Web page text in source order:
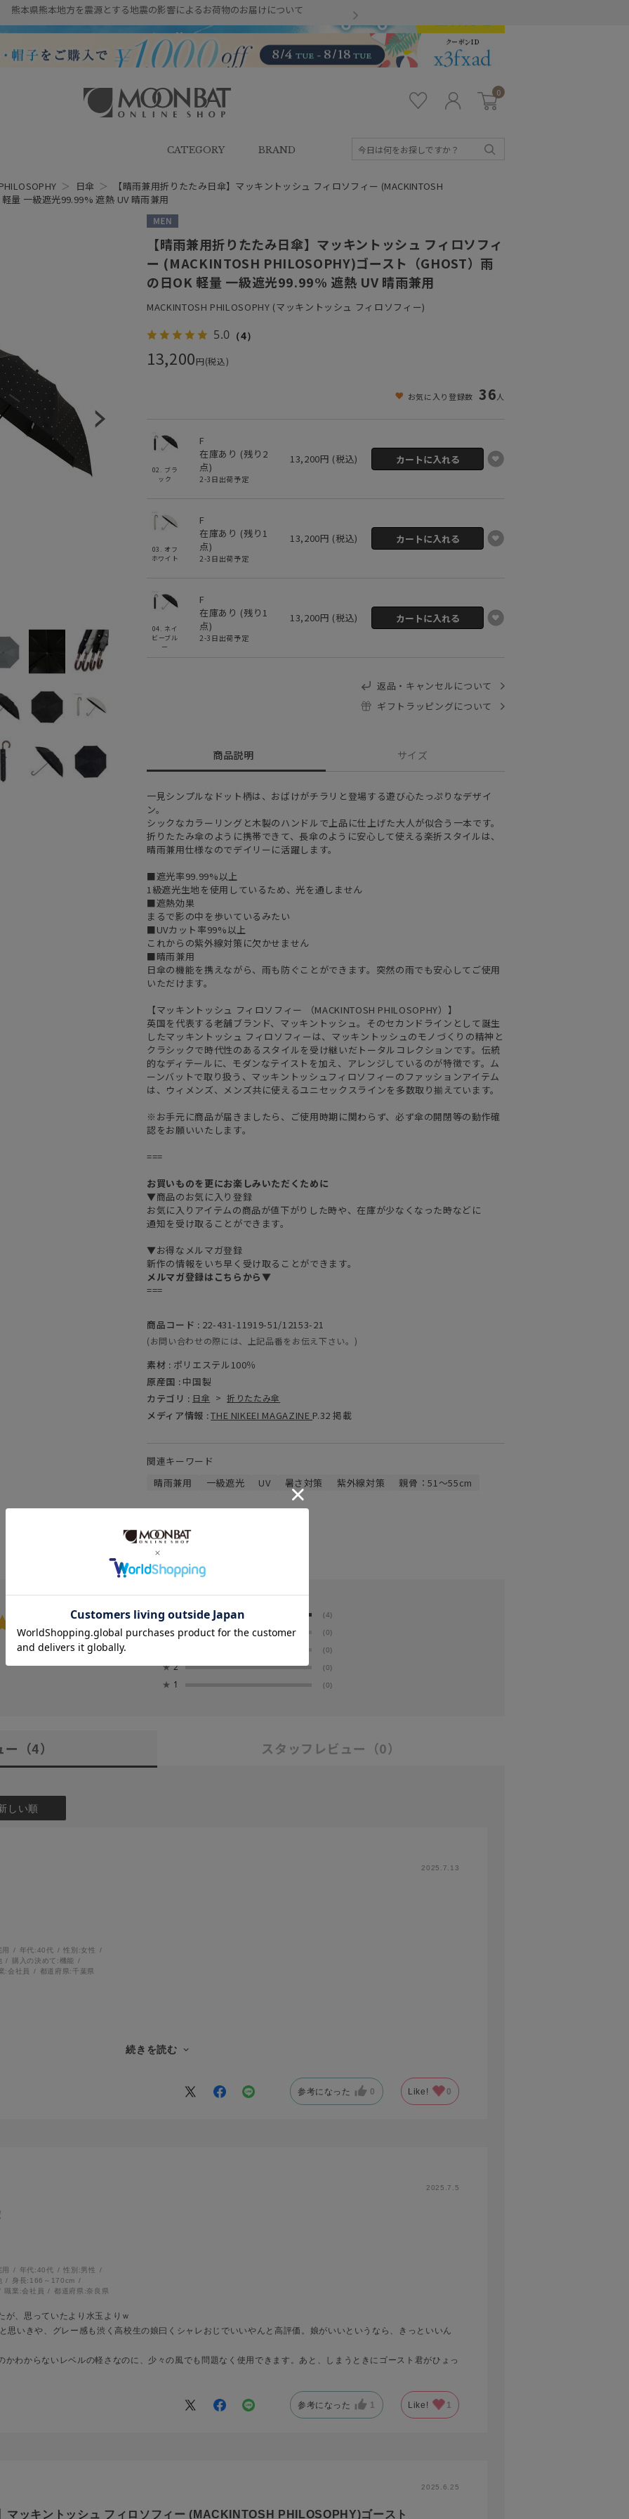
熊本県熊本地方を震源とする地震の影響によるお荷物のお届けについて
SHOP（ムーンバットオンラインシ
イ
ン
0
CATEGORY BRAND
＞ 日傘 ＞
【晴雨兼用折りたたみ日傘】マッキントッシュ フィロソフィー (MACKINTOSH
量 一級遮光99.99% 遮熱 UV 晴雨兼用
【晴雨兼用折りたたみ日傘】マッキントッシュ フィロソフィ
ー (MACKINTOSH PHILOSOPHY)ゴースト（GHOST）雨
の日OK 軽量 一級遮光99.99% 遮熱 UV 晴雨兼用
MACKINTOSH PHILOSOPHY (マッキントッシュ フィロソフィー)
5.0 （4）
13,200円(税込)
お気に入り登録数 36人
02. ブラ
ック
F
在庫あり (残り 2
点)
2-3日出荷予定
13,200円 (税込)
03. オフ
ホワイト
F
在庫あり (残り1
点)
2-3日出荷予定
13,200円 (税込)
04. ネイ
ビーブル
ー
F
在庫あり (残り1
点)
2-3日出荷予定
13,200円 (税込)
返品・キャンセルについて
ギフトラッピングについて
商品説明 サイズ
一見シンプルなドット柄は、おばけがチラリと登場する遊び心たっぷりなデザイ
ン。
シックなカラーリングと木製のハンドルで上品に仕上げた大人が似合う一本です。
折りたたみ傘のように携帯できて、長傘のように安心して使える楽折スタイルは、
晴雨兼用仕様なのでデイリーに活躍します。
■遮光率99.99%以上
1級遮光生地を使用しているため、光を通しません
■遮熱効果
まるで影の中を歩いているみたい
■UVカット率99%以上
これからの紫外線対策に欠かせません
■晴雨兼用
日傘の機能を携えながら、雨も防ぐことができます。突然の雨でも安心してご使用
いただけます。
【マッキントッシュ フィロソフィー （MACKINTOSH PHILOSOPHY）】
英国を代表する老舗ブランド、マッキントッシュ。そのセカンドラインとして誕生
したマッキントッシュ フィロソフィーは、マッキントッシュのモノづくりの精神と
クラシックで時代性のあるスタイルを受け継いだトータルコレクションです。伝統
的なディテールに、モダンなテイストを加え、アレンジしているのが特徴です。ム
ーンバットで取り扱う、マッキントッシュフィロソフィーのファッションアイテム
は、ウィメンズ、メンズ共に使えるユニセックスラインを多数取り揃えています。
※お手元に商品が届きましたら、ご使用時期に関わらず、必ず傘の開閉等の動作確
認をお願いいたします。
===
お買いものを更にお楽しみいただくために
▼商品のお気に入り登録
お気に入りアイテムの商品が値下がりした時や、在庫が少なくなった時などに
通知を受け取ることができます。
▼お得なメルマガ登録
新作の情報をいち早く受け取ることができます。
メルマガ登録はこちらから▼
===
商品コード : 22-431-11919-51/12153-21
(お問い合わせの際には、上記品番をお伝え下さい。)
素材 : ポリエステル100％
原産国 : 中国製
カテゴリ : 日傘 > 折りたたみ傘
メディア情報 :THE NIKEEI MAGAZINE P.32 掲載
関連キーワード
晴雨兼用
一級遮光 UV 暑さ対策 紫外線対策 親骨：51～55cm
5.0
レビュー件数：4 件
★5 (4)
★4 (0)
(0)
★2 (0)
★ 1 (0)
ー （4） スタッフレビュー （0）
しい順
2025.7.13
年代:40代 性別:女性
購入の決めて:機能
:会社員 都道府県: 千葉県
続きを読む
参考になった 0 Like! 0
2025.7.5
年代:40代 性別:男性
身長: 166～170cm
職業:会社員 都道府県:奈良県
が、思っていたより水玉よりｗ
思いきや、グレー感も渋く高校生の娘曰くシャレおじでいいやんと高評価。娘がいいというなら、きっといいん
かわからないレベルの軽さなのに、少々の風でも問題なく使用できます。あと、しまうときにゴースト君がひょっ
参考になった 1 Like! 1
2025.6.25
マッキントッシュ フィロソフィー (MACKINTOSH PHILOSOPHY)ゴースト